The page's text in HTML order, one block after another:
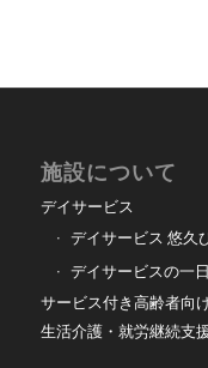
施設について
デイサービス
デイサービス 悠久
デイサービスの一日
サービス付き高齢者向
生活介護・就労継続支